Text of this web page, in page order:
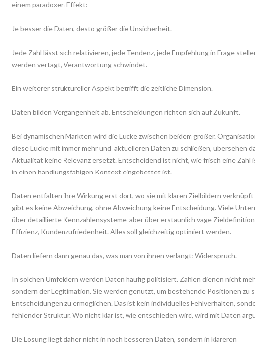
einem paradoxen Effekt:
Je besser die Daten, desto größer die Unsicherheit.
Jede Zahl lässt sich relativieren, jede Tendenz, jede Empfehlung in Frage
werden vertagt, Verantwortung schwindet.
Ein weiterer struktureller Aspekt betrifft die zeitliche Dimension.
Daten bilden Vergangenheit ab. Entscheidungen richten sich auf Zukunft.
Bei dynamischen Märkten wird die Lücke zwischen beidem größer.
diese Lücke mit immer mehr und aktuelleren Daten zu schließen, übersehen
Aktualität keine Relevanz ersetzt. Entscheidend ist nicht, wie frisch eine Zahl
in einen handlungsfähigen Kontext eingebettet ist.
Daten entfalten ihre Wirkung erst dort, wo sie mit klaren Zielbildern verknüpft
gibt es keine Abweichung, ohne Abweichung keine Entscheidung. Viele
über detaillierte Kennzahlensysteme, aber über erstaunlich vage
Effizienz, Kundenzufriedenheit. Alles soll gleichzeitig optimiert werden.
Daten liefern dann genau das, was man von ihnen verlangt: Widerspruch.
In solchen Umfeldern werden Daten häufig politisiert. Zahlen dienen nicht
ondern der Legitimation. Sie werden genutzt, um bestehende Positionen zu
Entscheidungen zu ermöglichen. Das ist kein individuelles Fehlverhalten,
fehlender Struktur. Wo nicht klar ist, wie entschieden wird, wird mit Daten
Die Lösung liegt daher nicht in noch besseren Daten, sondern in klareren